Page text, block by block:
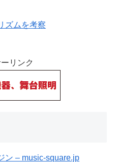
ズムを考察
リンク
ン – music-square.jp